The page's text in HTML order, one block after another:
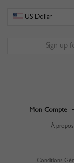
Mon Compte •
À propos
Conditions